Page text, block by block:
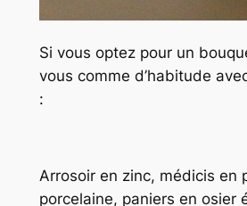
Si vous optez pour un
vous comme d’habitude
:
Arrosoir en zinc, médicis en
porcelaine, paniers en osier